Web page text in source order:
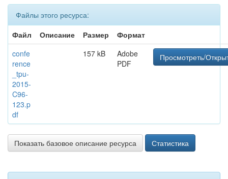
Файлы этого ресурса:
Файл
Описание Размер
Формат
confe
rence
_tpu-
2015-
C96-
123.p
df
157 kB
Adobe
PDF
Просмотреть/
Показать базовое описание ресурса Статистика